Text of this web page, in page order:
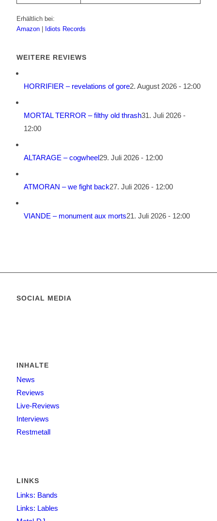
Erhältlich bei:
Amazon
Idiots Records
WEITERE REVIEWS
HORRIFIER – revelations of gore2. August 2026 - 12:00
MORTAL TERROR – filthy old thrash31. Juli 2026 -
12:00
ALTARAGE – cogwheel29. Juli 2026 - 12:00
ATMORAN – we fight back27. Juli 2026 - 12:00
VIANDE – monument aux morts21. Juli 2026 - 12:00
SOCIAL MEDIA
INHALTE
News
Reviews
Live-Reviews
Interviews
Restmetall
LINKS
Links: Bands
Links: Lables